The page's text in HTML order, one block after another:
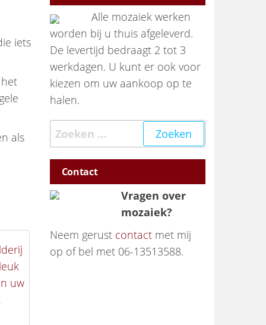
iets
als
Alle mozaiek werken
worden bij u thuis afgeleverd.
De levertijd bedraagt 2 tot 3
werkdagen. U kunt er ook voor
kiezen om uw aankoop op te
halen.
Zoeken naar:
Contact
Vragen over
mozaiek?
Neem gerust contactmet mij
op of bel met 06-13513588.